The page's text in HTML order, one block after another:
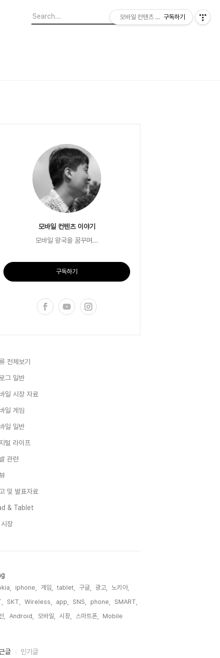
모바일 컨텐츠 이야기
모바일 왕국을 꿈꾸며...
구독하기
전체보기
그 일반
일 시장 자료
일 게임
일 일반
털 라이프
관련
및 발표자료
& Tablet
장
iphone, 게임, tablet, 구글, 광고,
노키아,
SKT, Wireless, app, SNS, phone,
SMART,
,
Android, 모바일, 시장, 스마트폰, Mobile,
글 인기글
모바일 컨텐츠 이야기구독하기